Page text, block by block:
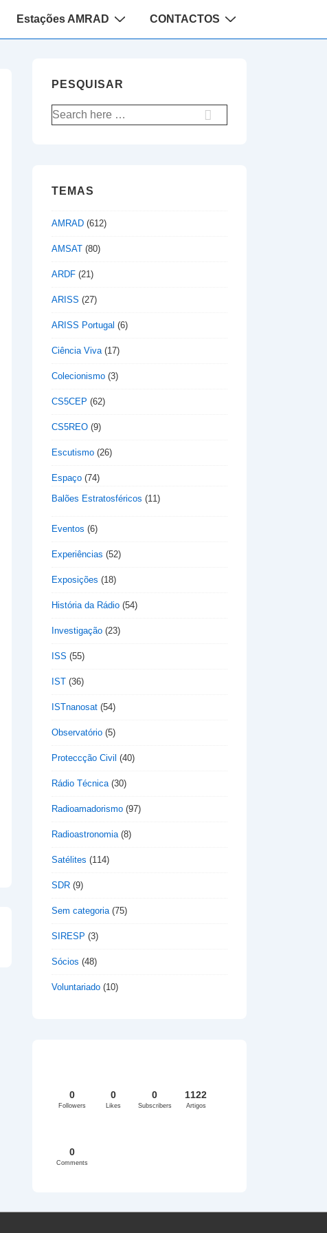
Estações AMRAD CONTACTOS
PESQUISAR
Pesquisar
por:
TEMAS
AMRAD (612)
AMSAT (80)
ARDF (21)
ARISS (27)
ARISS Portugal (6)
Ciência Viva(17)
Colecionismo (3)
CS5CEP (62)
CS5REO (9)
Escutismo (26)
Espaço (74)
Balões Estratosféricos (11)
Eventos (6)
Experiências (52)
Exposições (18)
História da Rádio (54)
Investigação (23)
ISS (55)
IST (36)
ISTnanosat (54)
Observatório (5)
Proteccção Civil (40)
Rádio Técnica(30)
Radioamadorismo (97)
Radioastronomia(8)
Satélites (114)
SDR (9)
Sem categoria(75)
SIRESP (3)
Sócios (48)
Voluntariado (10)
0
Followers
0
Likes
0
Subscribers
1122
Artigos
0
Comments